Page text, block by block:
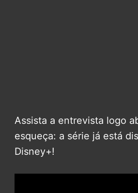
Assista a entrevista logo
esqueça: a série já está
Disney+!